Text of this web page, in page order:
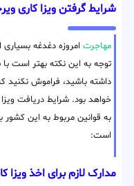
شرایط گرفتن ویزا کاری
مهاجرت امروزه دغدغه
توجه به این نکته بهتر است با
داشته باشید، فراموش نکنید
خواهد بود. شرایط دریافت
به قوانین مربوط به این کشور
است:
مدارک لازم برای اخذ ویزا